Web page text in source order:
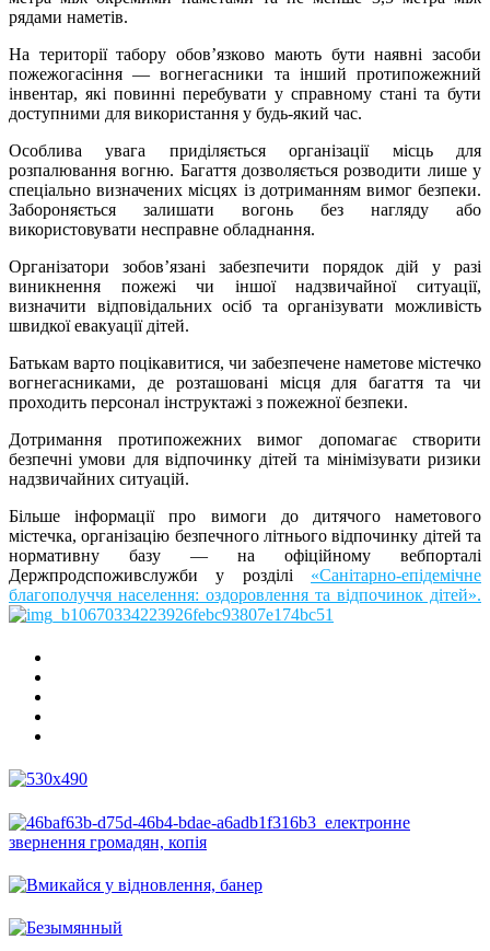
рядами наметів.
На території табору обов’язково мають бути наявні засоби
пожежогасіння — вогнегасники та інший протипожежний
інвентар, які повинні перебувати у справному стані та бути
доступними для використання у будь-який час.
Особлива увага приділяється організації місць для
розпалювання вогню. Багаття дозволяється розводити лише у
спеціально визначених місцях із дотриманням вимог безпеки.
Забороняється залишати вогонь без нагляду або
використовувати несправне обладнання.
Організатори зобов’язані забезпечити порядок дій у разі
виникнення пожежі чи іншої надзвичайної ситуації,
визначити відповідальних осіб та організувати можливість
швидкої евакуації дітей.
Батькам варто поцікавитися, чи забезпечене наметове містечко
вогнегасниками, де розташовані місця для багаття та чи
проходить персонал інструктажі з пожежної безпеки.
Дотримання протипожежних вимог допомагає створити
безпечні умови для відпочинку дітей та мінімізувати ризики
надзвичайних ситуацій.
Більше інформації про вимоги до дитячого наметового
містечка, організацію безпечного літнього відпочинку дітей та
нормативну базу — на офіційному вебпорталі
Держпродспоживслужби у розділі «Санітарно-епідемічне
благополуччя населення: оздоровлення та відпочинок дітей».